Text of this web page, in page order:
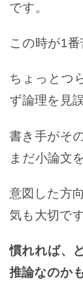
です。
この時が1番
ちょっとつ
ず論理を見
書き手がそ
まだ小論文
意図した方
気も大切です
慣れれば、
推論なのか